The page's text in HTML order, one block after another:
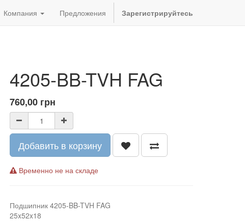
Компания Предложения Зарегистрируйтесь
4205-BB-TVH FAG
760,00 грн
Добавить в корзину
Временно не на складе
Подшипник 4205-BB-TVH FAG
25x52x18